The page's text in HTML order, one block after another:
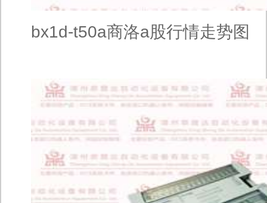
bx1d-t50a商洛a股行情走势图